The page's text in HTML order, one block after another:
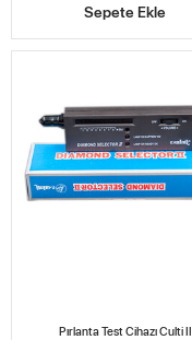
Sepete Ekle
Pırlanta Test Cihazı Culti II